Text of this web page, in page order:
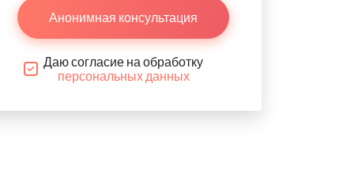
Анонимная консультация
Даю согласие на обработку
персональных данных